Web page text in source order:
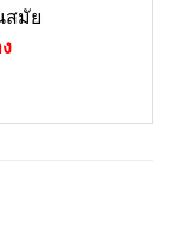
สมัย